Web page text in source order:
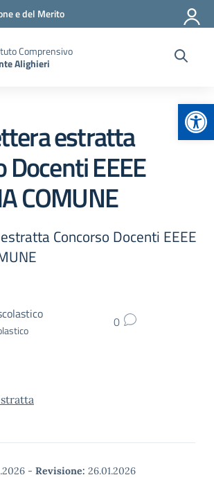
e del Merito
Comprensivo
Alighieri
estratta
Docenti EEEE
COMUNE
Concorso Docenti EEEE
0
- Revisione: 26.01.2026